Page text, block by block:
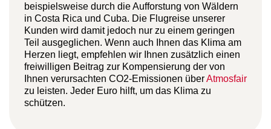
beispielsweise durch die Aufforstung von Wäldern
in Costa Rica und Cuba. Die Flugreise unserer
Kunden wird damit jedoch nur zu einem geringen
Teil ausgeglichen. Wenn auch Ihnen das Klima am
Herzen liegt, empfehlen wir Ihnen zusätzlich einen
freiwilligen Beitrag zur Kompensierung der von
Ihnen verursachten CO2-Emissionen überAtmosfair
zu leisten. Jeder Euro hilft, um das Klima zu
schützen.